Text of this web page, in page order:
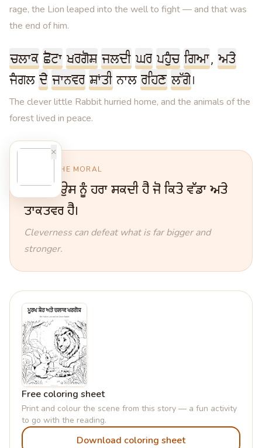
rage, the Lion leaped into the well to fight — and that was
the end of him.
ਚਲਾਕ ਛੋਟਾ ਖਰਗੋਸ਼ ਜਲਦੀ ਘਰ ਪਹੁੰਚ ਗਿਆ, ਅਤੇ
ਜੰਗਲ ਦੇ ਜਾਨਵਰ ਸ਼ਾਂਤੀ ਨਾਲ ਰਹਿਣ ਲੱਗੇ।
The clever little Rabbit hurried home, and the animals of the
forest lived in peace.
×
ਸਿੱਖਿਆ · THE MORAL
ਚਲਾਕੀ ਉਸ ਨੂੰ ਹਰਾ ਸਕਦੀ ਹੈ ਜੋ ਕਿਤੇ ਵੱਡਾ ਅਤੇ
ਤਾਕਤਵਰ ਹੈ।
Cleverness can defeat what is far bigger and
stronger.
Free coloring sheet
Print and colour the scene from this story — a fun activity
to go with the reading.
Download coloring sheet